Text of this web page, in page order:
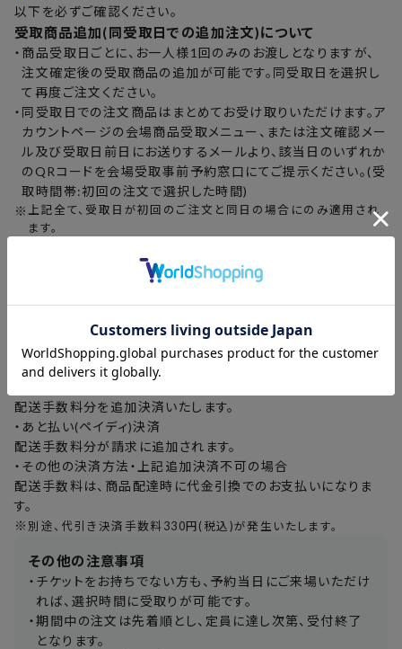
以下を必ずご確認ください。
受取商品追加(同受取日での追加注文)について
・ 商品受取日ごとに、お一人様1回のみのお渡しとなりますが、
注文確定後の受取商品の追加が可能です。同受取日を選択し
て再度ご注文ください。
・ 同受取日での注文商品はまとめてお受け取りいただけます。ア
カウントページの会場商品受取メニュー、または注文確認メー
ル及び受取日前日にお送りするメールより、該当日のいずれか
のQRコードを会場受取事前予約窓口にてご提示ください。(受
取時間帯:初回の注文で選択した時間)
※上記全て、受取日が初回のご注文と同日の場合にのみ適用され
ます。
選択受取日に商品の受取りがなかった場合、配送受取注文に変
・商品発送予定:9月上旬以降順次発送予定
配送先:注文時に登録された「お届け先住所」
・配送手数料:¥880
[配送手数料お支払い方法]
配送手数料分を追加決済いたします。
・ あと払い(ペイディ)決済
配送手数料分が請求に追加されます。
・ その他の決済方法・上記追加決済不可の場合
配送手数料は、商品配達時に代金引換でのお支払いになりま
す。
※ 別途、代引き決済手数料330円(税込)が発生いたします。
その他の注意事項
・ チケットをお持ちでない方も、予約当日にご来場いただけ
れば、選択時間に受取りが可能です。
・期間中の注文は先着順とし、定員に達し次第、受付終了
となります。